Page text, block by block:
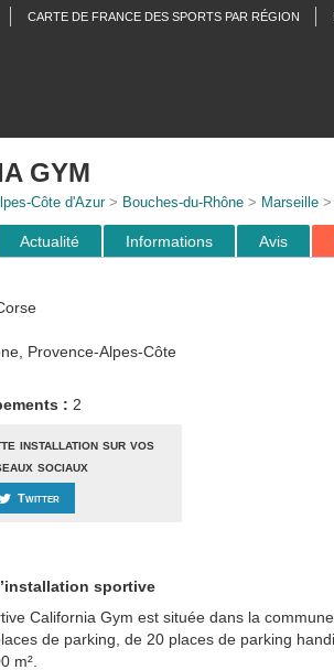
CARTE DE FRANCE DES SPORTS PAR RÉGION
GYM
Côte d'Azur> Bouches-du-Rhône> Marseille>
Actualité Informations Avis
Provence-Alpes-Côte
: 2
installation sur vos
sociaux
Twitter
sportive
California Gym est située dans la
de parking, de 20 places de parking
m².